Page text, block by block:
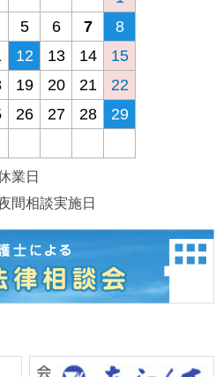
5 6 7
8
12 13 14
15
19 20 21
22
26 27 28
29
業日
間相談実施日